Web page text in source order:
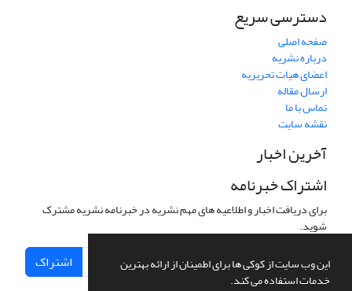
این وب سایت از کوکی ها برای اطمینان از ارائه بهترین
خدمات استفاده می کند.
دسترسی سریع
صفحه اصلی
درباره نشریه
اعضای هیات تحریریه
ارسال مقاله
تماس با ما
نقشه سایت
آخرین اخبار
اشتراک خبرنامه
برای دریافت اخبار و اطلاعیه های مهم نشریه در خبرنامه نشریه مشترک
شوید.
اشتراک